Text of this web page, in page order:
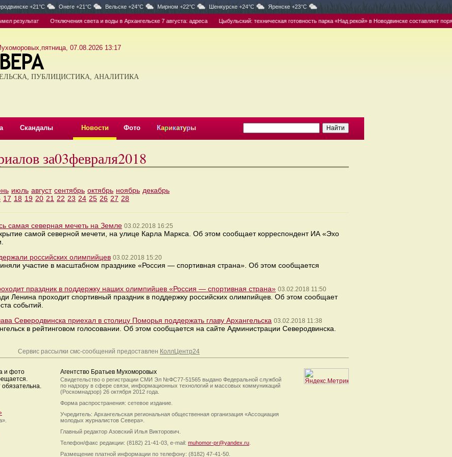
+21°C Онеге +21°C Вельске +24°C Мирном +22°C Шенкурске +24°C Яренске +23°C
результат Отключения света и воды в Архангельске 7 августа: адреса Цыбульский: техническая готовность парка «Над рекой» в Новодвинске составляет
07.08.2026 13:17
ПУБЛИЦИСТИКА, АНАЛИТИКА
Скандалы Новости Фото Карикатуры
за03февраля2018
июль август сентябрь октябрь ноябрь декабрь
17 18 19 20 21 22 23 24 25 26 27 28
самая северная мечеть на Земле 03.02.2018 16:25
самой северной мечети, на улице Карла Маркса. Об этом сообщает корреспондент ИА «Эхо
российских олимпийцев 03.02.2018 15:20
участие в масштабном празднике «Россия — спортивная страна». Об этом сообщается
праздник в поддержку наших олимпийцев «Россия — спортивная страна» 03.02.2018 11:50
Ленина проходит спортивный праздник в поддержку российских олимпийцев. Об этом сообщает
событий.
Северодвинска приехал в столицу Поморья поддержать главу Архангельска 03.02.2018 11:38
в рейтинговом голосовании. Об этом сообщается на сайте Администрации Северодвинска.
Сервис рассылки смс-сообщений предоставлен КоллЦентр24
и фото
обязательна.
Агентство Братьев Мухоморовых
Свидетельство о регистрации СМИ Эл №ФС77-51565 выдано Федеральной службой
по надзору в сфере связи, информационных технологий и массовых коммуникаций
(Роскомнадзор) 26 октября 2012 года.
Форма распространения: сетевое издание.
Учредитель: Архангельская региональная общественная организация «Ассоциация
молодых журналистов Севера».
Главный редактор Азовский Илья Викторович.
Телефон/факс редакции: (8182) 21-41-03, e-mail: muhomor-pr@yandex.ru
Размещение платной информации по телефону: (8182) 47-41-50.